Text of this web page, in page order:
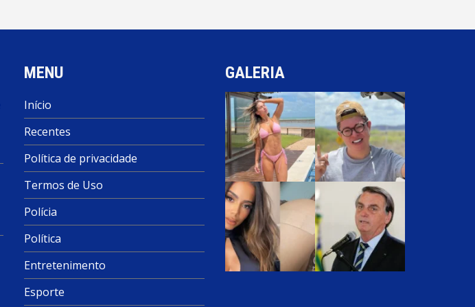
MENU
Início
Recentes
Política de privacidade
Termos de Uso
Polícia
Política
Entretenimento
Esporte
GALERIA